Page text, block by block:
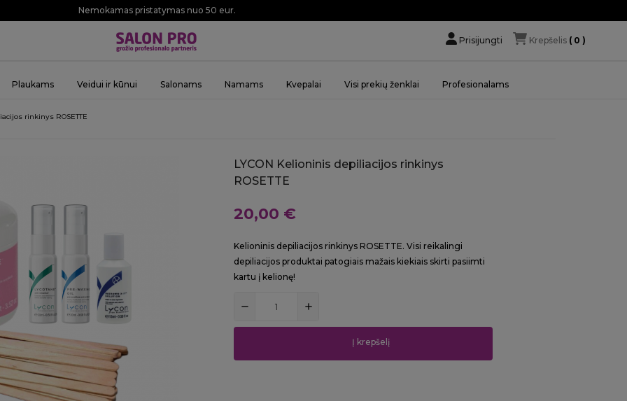
Nemokamas pristatymas nuo 50 eur.
Prisijungti Krepšelis ( 0 )
Plaukams Veidui ir kūnui Salonams Namams Kvepalai Visi prekių ženklai Profesionalams
rinkinys ROSETTE
LYCON Kelioninis depiliacijos rinkinys
ROSETTE
20,00 €
Kelioninis depiliacijos rinkinys ROSETTE. Visi reikalingi
depiliacijos produktai patogiais mažais kiekiais skirti pasiimti
kartu į kelionę!
Į krepšelį